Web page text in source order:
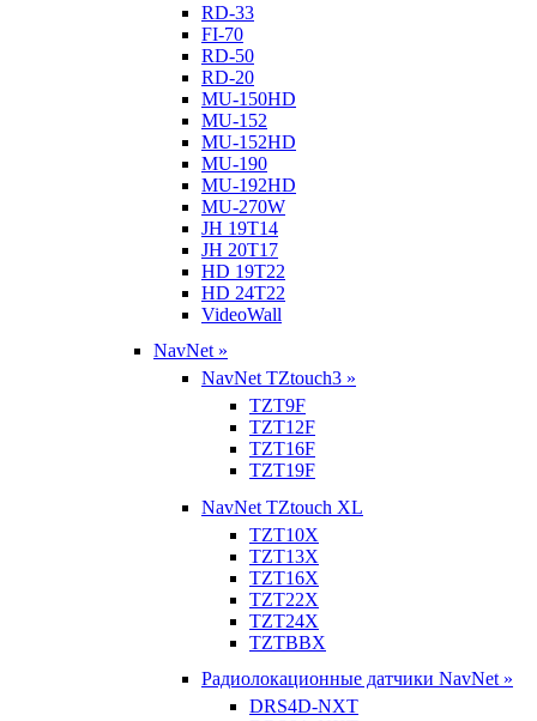
RD-33
FI-70
RD-50
RD-20
MU-150HD
MU-152
MU-152HD
MU-190
MU-192HD
MU-270W
JH 19T14
JH 20T17
HD 19T22
HD 24T22
VideoWall
NavNet »
NavNet TZtouch3 »
TZT9F
TZT12F
TZT16F
TZT19F
NavNet TZtouch XL
TZT10X
TZT13X
TZT16X
TZT22X
TZT24X
TZTBBX
Радиолокационные датчики NavNet »
DRS4D-NXT